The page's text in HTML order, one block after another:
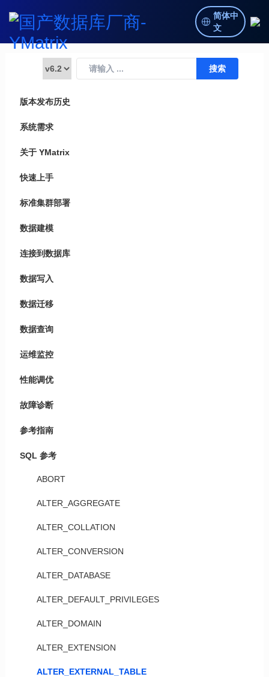
简体中
文
版本发布历史
系统需求
关于 YMatrix
快速上手
标准集群部署
数据建模
连接到数据库
数据写入
数据迁移
数据查询
运维监控
性能调优
故障诊断
参考指南
SQL 参考
ABORT
ALTER_AGGREGATE
ALTER_COLLATION
ALTER_CONVERSION
ALTER_DATABASE
ALTER_DEFAULT_PRIVILEGES
ALTER_DOMAIN
ALTER_EXTENSION
ALTER_EXTERNAL_TABLE